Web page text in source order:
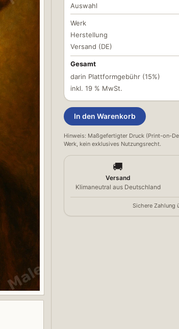
Auswahl
Werk
Herstellung
Versand (DE)
Gesamt
darin Plattformgebühr (15%)
inkl. 19 % MwSt.
In den Warenkorb
Hinweis: Maßgefertigter Druck (Print-on-
Werk, kein exklusives Nutzungsrecht.
🚚
Versand
Klimaneutral aus Deutschland
Sichere Zahlung